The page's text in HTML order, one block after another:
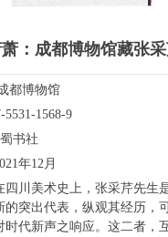
：成都博物馆藏张
都博物馆
5531-1568-9
书社
年12月
川美术史上，张采芹先生
的突出代表，纵观其经历，
时代新声之响应。这二者，